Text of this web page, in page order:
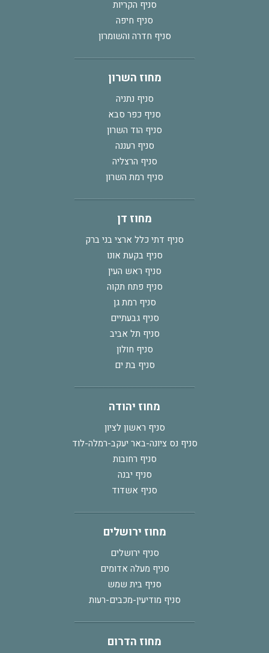
סניף הקריות
סניף חיפה
סניף חדרה והשומרון
מחוז השרון
סניף נתניה
סניף כפר סבא
סניף הוד השרון
סניף רעננה
סניף הרצליה
סניף רמת השרון
מחוז דן
סניף דתי כלל ארצי בני ברק
סניף בקעת אונו
סניף ראש העין
סניף פתח תקוה
סניף רמת גן
סניף גבעתיים
סניף תל אביב
סניף חולון
סניף בת ים
מחוז יהודה
סניף ראשון לציון
סניף נס ציונה-באר יעקב-רמלה-לוד
סניף רחובות
סניף יבנה
סניף אשדוד
מחוז ירושלים
סניף ירושלים
סניף מעלה אדומים
סניף בית שמש
סניף מודיעין-מכבים-רעות
מחוז הדרום